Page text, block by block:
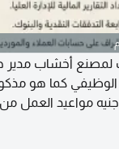
أخشاب مدير